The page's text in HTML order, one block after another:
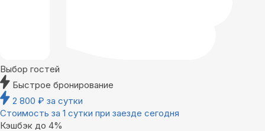
Выбор гостей
Быстрое бронирование
2 800 ₽ за сутки
Стоимость за 1 сутки при заезде сегодня
Кэшбэк до 4%